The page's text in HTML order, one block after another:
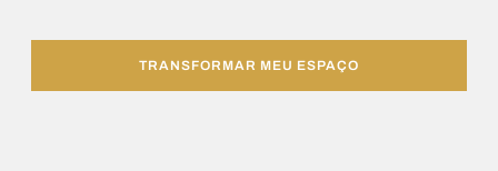
TRANSFORMAR MEU ESPAÇO